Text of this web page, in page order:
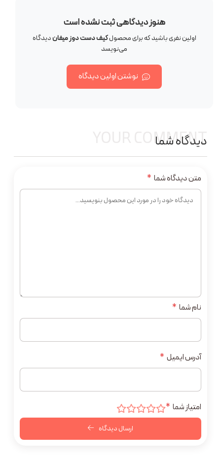
هنوز دیدگاهی ثبت نشده است
اولین نفری باشید که برای محصولکیف دست دوز میفاندیدگاه
می‌نویسد
نوشتن اولین دیدگاه
دیدگاه شما
YOUR COMMENT
نام شما *
آدرس ایمیل *
امتیاز شما *
ارسال دیدگاه
متن دیدگاه شما *